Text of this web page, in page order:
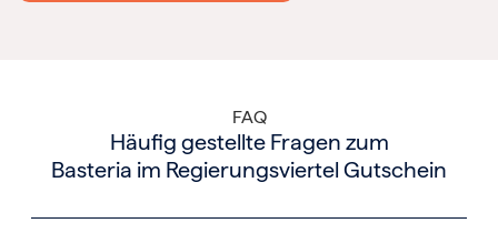
FAQ
Häufig gestellte Fragen zum
Basteria im Regierungsviertel Gutschein